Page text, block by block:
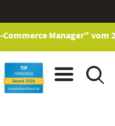
Manager" vom